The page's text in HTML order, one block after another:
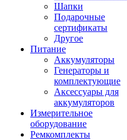
Шапки
Подарочные
сертификаты
Другое
Питание
Аккумуляторы
Генераторы и
комплектующие
Аксессуары для
аккумуляторов
Измерительное
оборудование
Ремкомплекты